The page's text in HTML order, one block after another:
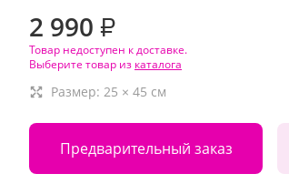
2 990 ₽
Товар недоступен к доставке.
Выберите товар из каталога
Размер: 25 × 45 см
Предварительный заказ